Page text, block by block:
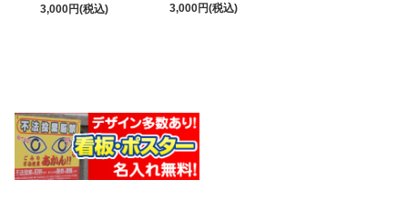
3,000円(税込)
3,000円(税込)